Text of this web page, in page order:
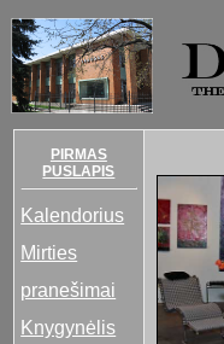
PIRMAS
PUSLAPIS
Kalendorius
Mirties
pranešimai
Knygynėlis